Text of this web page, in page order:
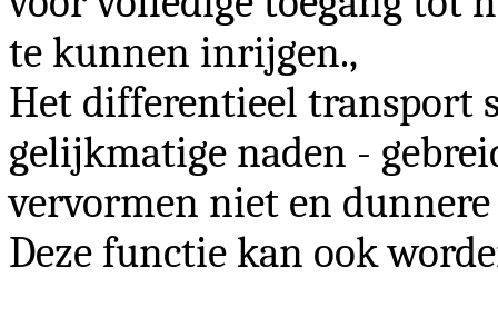
te kunnen inrijgen.,
Het differentieel transport
gelijkmatige naden -
vervormen niet en
Deze functie kan ook